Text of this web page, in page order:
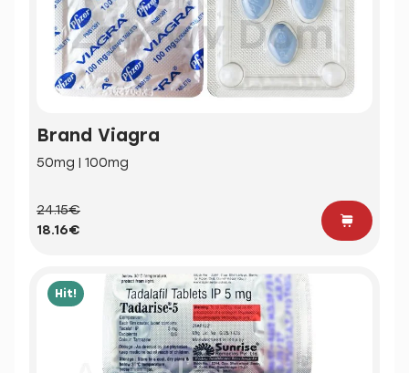
Brand Viagra
50mg | 100mg
24.15€
18.16€
Hit!